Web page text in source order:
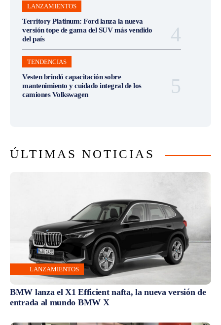
LANZAMIENTOS
Territory Platinum: Ford lanza la nueva
versión tope de gama del SUV más vendido
del país
TENDENCIAS
Vesten brindó capacitación sobre
mantenimiento y cuidado integral de los
camiones Volkswagen
ÚLTIMAS NOTICIAS
LANZAMIENTOS
BMW lanza el X1 Efficient nafta, la nueva versión de
entrada al mundo BMW X